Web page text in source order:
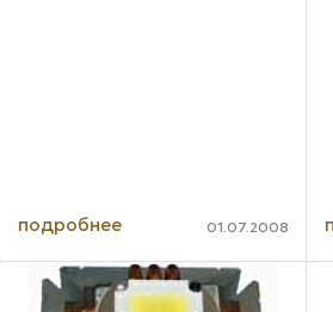
подробнее 01.07.2008